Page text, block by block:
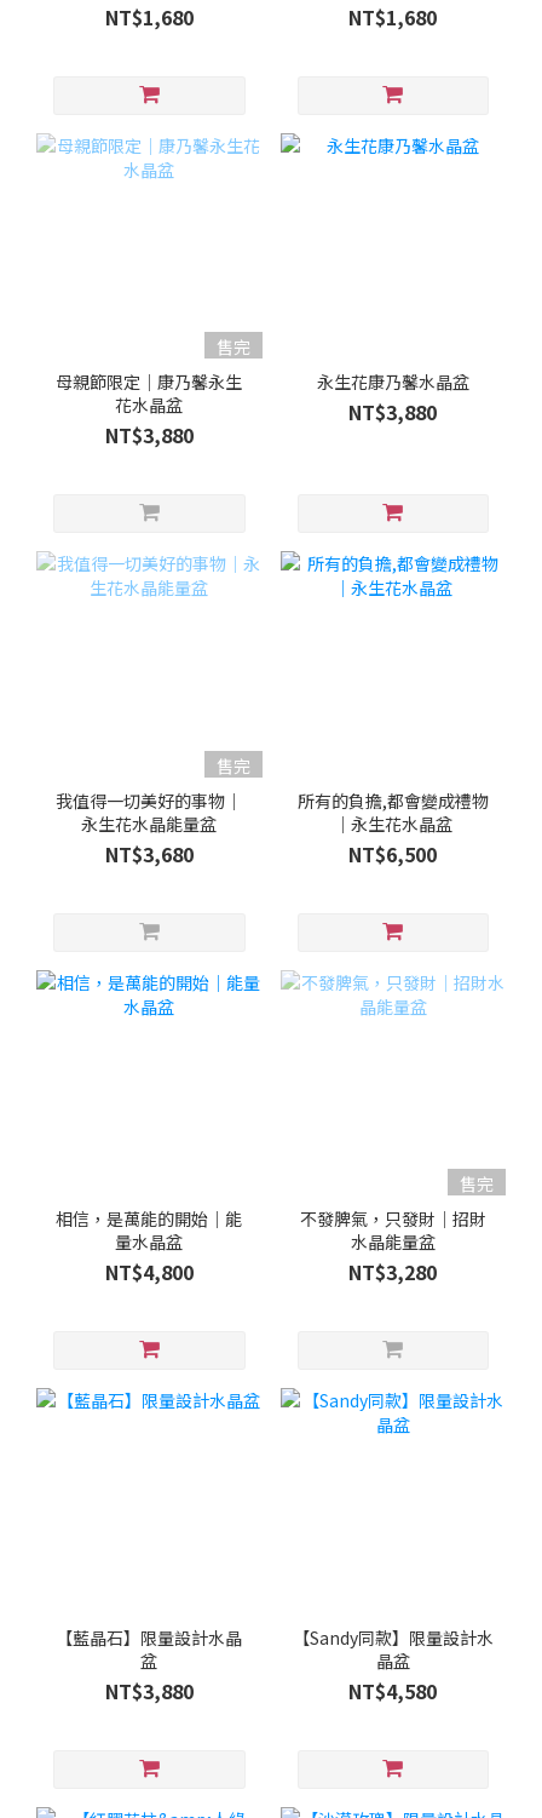
NT$1,680 NT$1,680
售完
母親節限定｜康乃馨永生
花水晶盆
NT$3,880
永生花康乃馨水晶盆
NT$3,880
售完
我值得一切美好的事物｜
永生花水晶能量盆
NT$3,680
所有的負擔,都會變成禮物
｜永生花水晶盆
NT$6,500
相信，是萬能的開始｜能
量水晶盆
NT$4,800
售完
不發脾氣，只發財｜招財
水晶能量盆
NT$3,280
【藍晶石】限量設計水晶
盆
NT$3,880
【Sandy同款】限量設計水
晶盆
NT$4,580